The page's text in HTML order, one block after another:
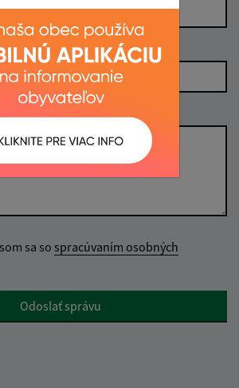
sa so spracúvaním osobných
Odoslať správu